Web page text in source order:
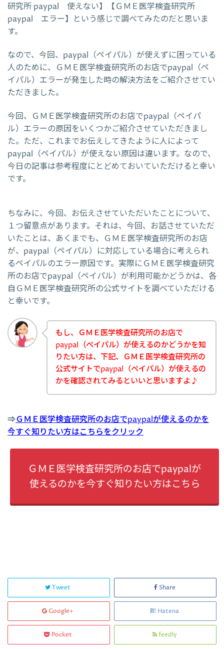
研究所 paypal 使えない】【ＧＭＥ医学検査研究所
paypal エラー】という感じで調べてみたのだと思いま
す。
なので、今回、paypal（ペイパル）が使えずに困っている
人のために、ＧＭＥ医学検査研究所のお店でpaypal（ペ
イパル）エラーが発生した時の解決方法をご紹介させてい
ただきました。
今回、ＧＭＥ医学検査研究所のお店でpaypal（ペイパ
ル）エラーの原因をいくつかご紹介させていただきまし
た。ただ、これまでお伝えしてきたように人によって
paypal（ペイパル）が使えない原因は違います。なので、
今日の記事は参考程度にとどめておいていただけると幸い
です。
ちなみに、今回、お伝えさせていただいたことについて、
１つ留意点があります。それは、今回、お話させていただ
いたことは、あくまでも、ＧＭＥ医学検査研究所のお店
が、paypal（ペイパル）に対応している場合に考えられ
るペイパルのエラー原因です。実際にＧＭＥ医学検査研究
所のお店でpaypal（ペイパル）が利用可能かどうかは、各
自ＧＭＥ医学検査研究所の公式サイトを調べていただける
と幸いです。
もし、ＧＭＥ医学検査研究所のお店で
paypal（ペイパル）が使えるのかどうかを知
りたい方は、下記、ＧＭＥ医学検査研究所の
公式サイトでpaypal（ペイパル）が使えるの
かを確認されてみるといいと思いますよ♪
⇒ＧＭＥ医学検査研究所のお店でpaypalが使えるのかを
今すぐ知りたい方はこちらをクリック
ＧＭＥ医学検査研究所のお店でpaypalが
使えるのかを今すぐ知りたい方はこちら
Tweet Share
Google+ Hatena
Pocket feedly